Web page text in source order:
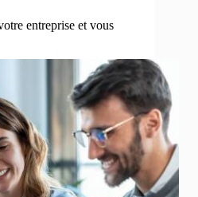
entreprise et vous